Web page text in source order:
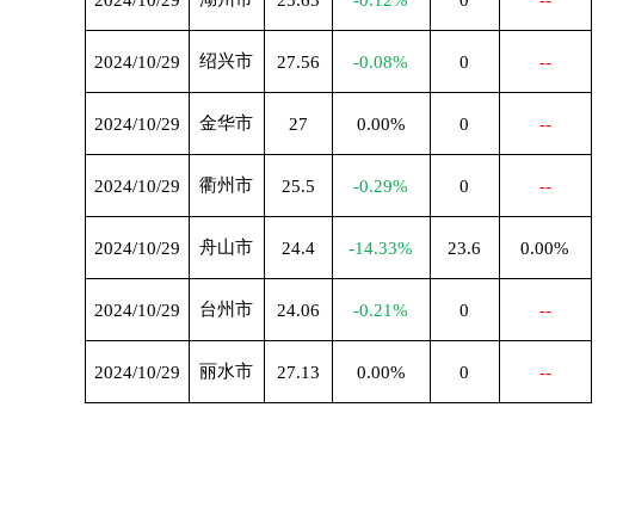
2024/10/29 绍兴市 27.56 -0.08% 0 --
2024/10/29 金华市 27 0.00% 0 --
2024/10/29 衢州市 25.5 -0.29% 0 --
2024/10/29 舟山市 24.4 -14.33% 23.6 0.00%
2024/10/29 台州市 24.06 -0.21% 0 --
2024/10/29 丽水市 27.13 0.00% 0 --